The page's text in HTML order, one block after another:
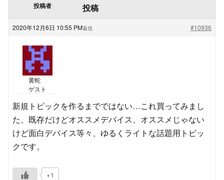
投稿者 投稿
2020年12月6日 10:55 PM #10936
返信
黄蛇
ゲスト
新規トピックを作るまでではない…これ買ってみまし
た、既存だけどオススメデバイス、オススメじゃない
けど面白デバイス等々、ゆるくライトな話題用トピッ
クです。
+1